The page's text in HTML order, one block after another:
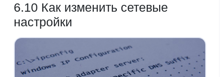
6.10 Как изменить сетевые
настройки